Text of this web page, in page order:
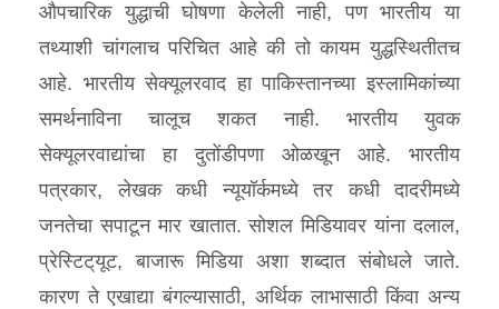
औपचारिक युद्धाची घोषणा केलेली नाही, पण भारतीय या
तथ्याशी चांगलाच परिचित आहे की तो कायम युद्धस्थितीतच
आहे. भारतीय सेक्यूलरवाद हा पाकिस्तानच्या इस्लामिकांच्या
समर्थनाविना चालूच शकत नाही. भारतीय युवक
सेक्यूलरवाद्यांचा हा दुतोंडीपणा ओळखून आहे. भारतीय
पत्रकार, लेखक कधी न्यूयॉर्कमध्ये तर कधी दादरीमध्ये
जनतेचा सपाटून मार खातात. सोशल मिडियावर यांना दलाल,
प्रेस्टिट्‌यूट, बाजारू मिडिया अशा शब्दात संबोधले जाते.
कारण ते एखाद्या बंगल्यासाठी, अर्थिक लाभासाठी किंवा अन्य